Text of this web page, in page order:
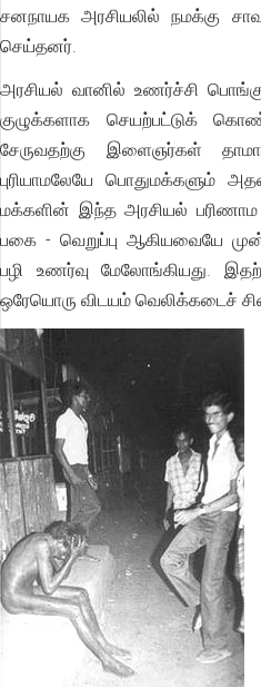
சனநாயக அரசியலில் நமக்கு
செய்தனர்.
அரசியல் வானில் உணர்ச்சி
குழுக்களாக செயற்பட்டுக்
சேருவதற்கு இளைஞர்கள்
புரியாமலேயே பொதுமக்களும்
மக்களின் இந்த அரசியல்
பகை - வெறுப்பு ஆகியவையே
பழி உணர்வு மேலோங்கியது.
ஒரேயொரு விடயம் வெலிக்கடைச்